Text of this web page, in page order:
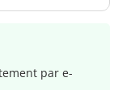
par e-